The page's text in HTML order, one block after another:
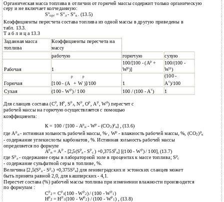
Органическая масса топлива в отличии от горючей массы содержит только органическую
серу и не включает колчеданную:
Sо
орг= Sо
л- Sо
к . (13.5)
Коэффициенты пересчета состава топлива из одной массы в другую приведены в
табл. 13.3.
Т а б л и ц а 13.3
Заданная масса Коэффициенты пересчета на
топлива
массу
рабочую
горючую сухую
Рабочая 1
100/[100 - (Aр + 100/(100 -
Wр)] Wр)
р р (100 -
Горючая [100 - (A + W )]/100 1 A с)/100
Сухая
(100 - Wр) / 100 100 / (100 - A с) 1
Для сланцев состава (Ср, Нр , Sр
л , Nр, Oр , Aр, Wр) пересчет с
рабочей массы на горючую осуществляется с помощью
коэффициента:
К = 100 / [100 - Aр
и - Wр - (СО2)р
к] , (13.6)
где Aр
и- истинная зольность рабочей массы, %·, Wр - влажность рабочей массы, %, (СО2)р
к
- содержание углекислоты карбонатов, %. Истинная зольность рабочей массы
определяется по формуле
Aр
и= Aр - [2,5(Sр
а- Sр
с ) +0,375Sр
к] [(100 - Wр) / 100], (13.7)
где Sр
а - содержание серы в лабораторной золе в процентах к массе топлива; Sр
с
- содержание сульфатной серы в топливе, %.
Величина [2,5(Sр
а- Sр
с) +0,375Sр
к] для ленинградских и эстонских сланцев может
быть принята равной 2,0, для кашпирских - 4,1.
Пересчет состава (%) рабочей массы топлива при изменении влажности производится
по формулам :
Ср
2= Ср
1(100 - Wр
2) / (100 - Wр
1)
Hр
2= Hр
1(100 - Wр
2) / (100 - Wр
1) , (13.8)